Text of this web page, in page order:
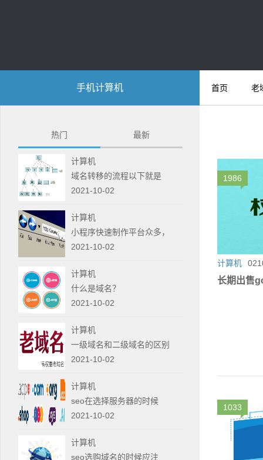
手机计算机 首页 老
热门 最新
计算机
域名转移的流程以下就是
2021-10-02
计算机
小程序快速制作平台众多，
2021-10-02
计算机
什么是域名？
2021-10-02
计算机
一级域名和二级域名的区别
2021-10-02
计算机
seo在选择服务器的时候
2021-10-02
计算机
seo选购域名的时候应注
1986
计算机
长期出售
1033